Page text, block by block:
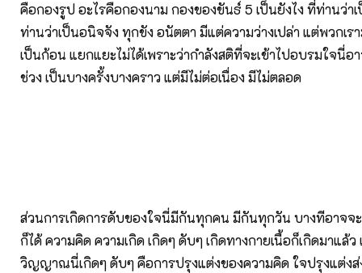
คือกองรูป อะไรคือกองนาม กองของขันธ์ 5 เป็นยังไง ที่ท่านว่า
ท่านว่าเป็นอนิจจัง ทุกขัง อนัตตา มีแต่ความว่างเปล่า แต่พวกเร
เป็นก้อน แยกแยะไม่ได้เพราะว่ากำลังสติที่จะเข้าไปอบรมใจนี่อ
ช่วง เป็นบางครั้งบางคราว แต่มีไม่ต่อเนื่อง มีไม่ตลอด
ส่วนการเกิดการดับของใจนี่มีกันทุกคน มีกันทุกวัน บางทีอาจจ
ก็ได้ ความคิด ความเกิด เกิดๆ ดับๆ เกิดทางกายเนื้อก็เกิดมาแล้
วิญญาณนี่เกิดๆ ดับๆ คือการปรุงแต่งของความคิด ใจปรุงแต่ง